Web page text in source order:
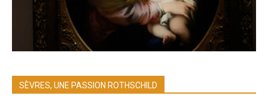
SÈVRES, UNE PASSION ROTHSCHILD